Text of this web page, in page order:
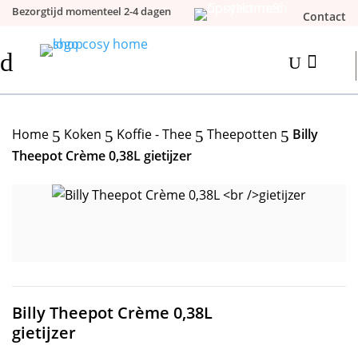
Bezorgtijd momenteel 2-4 dagen Contact
d 
U
Home 5 Koken 5 Koffie - Thee 5 Theepotten 5 Billy
Theepot Crème 0,38L gietijzer
Billy Theepot Crème 0,38L
gietijzer